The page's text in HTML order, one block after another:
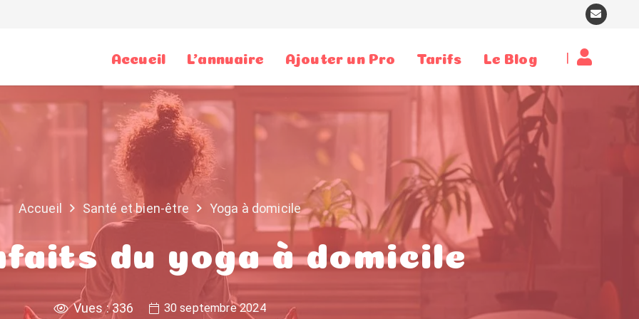
Accueil L’annuaire Ajouter un Pro Tarifs Le Blog |
Accueil Santé et bien-être Yoga à domicile
du yoga à domicile
Vues :336 30 septembre 2024